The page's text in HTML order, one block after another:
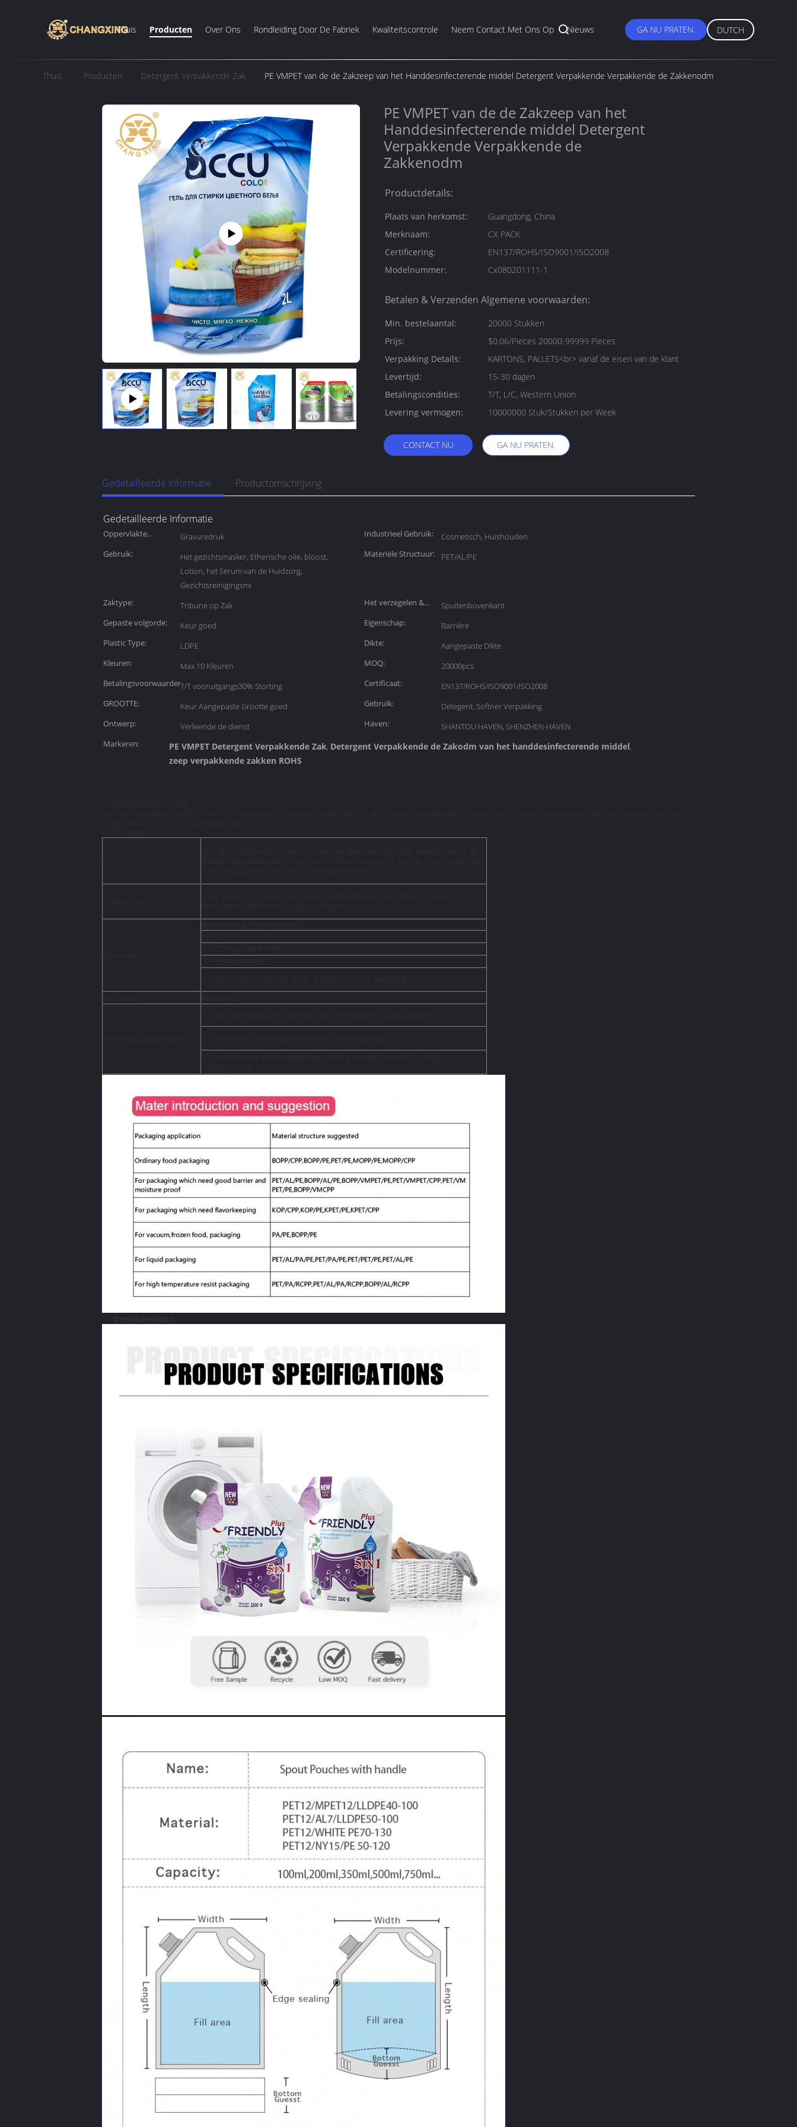
Thuis Producten Over Ons Rondleiding Door De Fabriek Kwaliteitscontrole Neem Contact Met Ons Op Nieuws GA NU PRATEN. DUTCH
Thuis Producten Detergent Verpakkende Zak PE VMPET van de de Zakzeep van het Handdesinfecterende middel Detergent Verpakkende Verpakkende de Zakkenodm
PE VMPET van de de Zakzeep van het
Handdesinfecterende middel Detergent
Verpakkende Verpakkende de
Zakkenodm
Productdetails:
Plaats van herkomst:
Guangdong, China
Merknaam:
CX PACK
Certificering:
EN137/ROHS/ISO9001/ISO2008
Modelnummer:
Cx080201111-1
Betalen & Verzenden Algemene voorwaarden:
Min. bestelaantal:
20000 Stukken
Prijs:
$0.06/Pieces 20000-99999 Pieces
Verpakking Details:
KARTONS, PALLETS<br> vanaf de eisen van de klant
Levertijd:
15-30 dagen
Betalingscondities:
T/T, L/C, Western Union
Levering vermogen:
10000000 Stuk/Stukken per Week
CONTACT NU GA NU PRATEN.
Gedetailleerde Informatie Productomschrijving
Gedetailleerde Informatie
Oppervlakte
Gravuredruk Industrieel Gebruik:
Cosmetisch, Huishouden
Gebruik:
Het gezichtsmasker, Etherische olie, bloost,
Lotion, het Serum van de Huidzorg,
Gezichtsreinigingsmi
Materiële Structuur: PET/AL/PE
Zaktype: Tribune op Zak
Het verzegelen &
Spuitenbovenkant
Gepaste volgorde:
Keur goed Eigenschap:
Barrière
Plastic Type:
LDPE Dikte:
Aangepaste Dikte
Kleuren:
Max.10 Kleuren MOQ:
20000pcs
Betalingsvoorwaarden:T/T vooruitgangs30% Storting Certificaat:
EN137/ROHS/ISO9001/ISO2008
GROOTTE:
Keur Aangepaste Grootte goed Gebruik:
Detegent, Softner Verpakking
Ontwerp:
Verleende de dienst Haven:
SHANTOU HAVEN, SHENZHEN-HAVEN
Markeren:
PE VMPET Detergent Verpakkende Zak, Detergent Verpakkende de Zakodm van het handdesinfecterende middel,
zeep verpakkende zakken ROHS